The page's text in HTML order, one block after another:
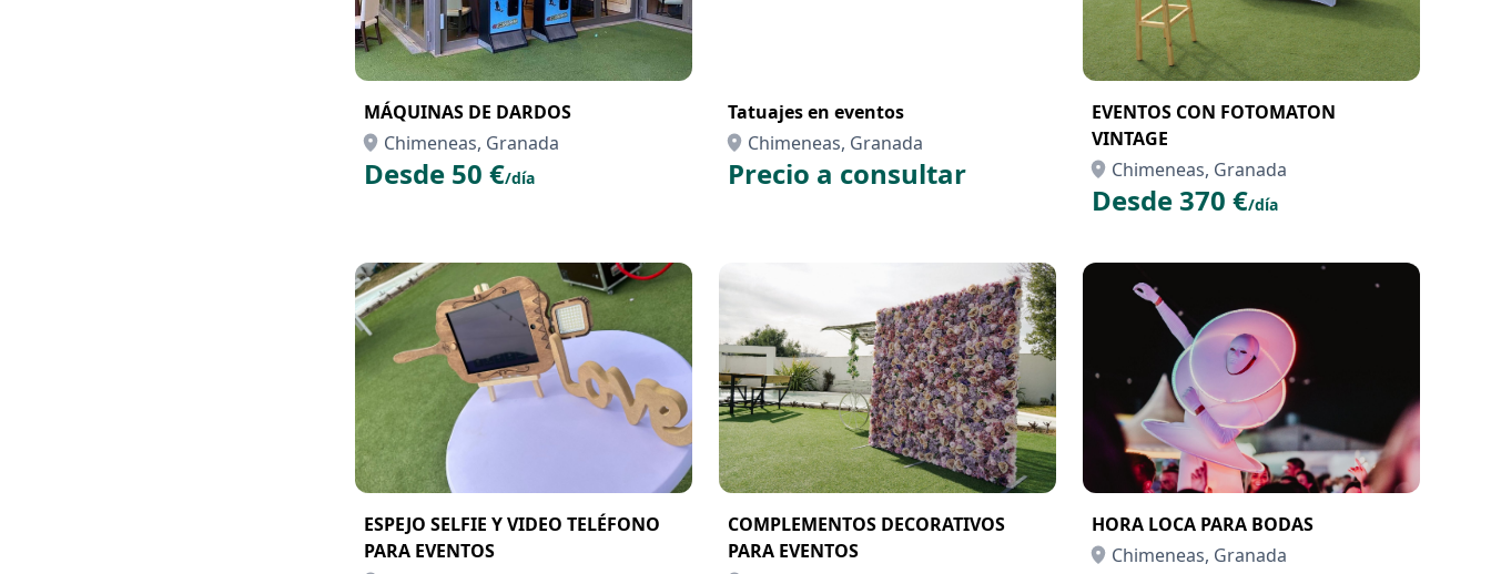
MÁQUINAS DE DARDOS
Chimeneas, Granada
Desde 50 €/día
Tatuajes en eventos
Chimeneas, Granada
Precio a consultar
EVENTOS CON FOTOMATON
VINTAGE
Chimeneas, Granada
Desde 370 €/día
ESPEJO SELFIE Y VIDEO TELÉFONO
PARA EVENTOS
COMPLEMENTOS DECORATIVOS
PARA EVENTOS
HORA LOCA PARA BODAS
Chimeneas, Granada